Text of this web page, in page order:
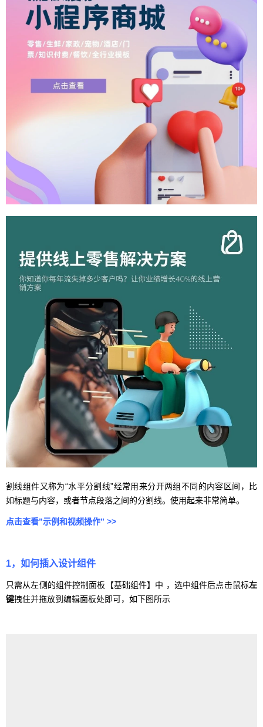
割线组件又称为“水平分割线”经常用来分开两组不同的内容区间，比
如标题与内容，或者节点段落之间的分割线。使用起来非常简单。
点击查看”示例和视频操作” >>
1，如何插入设计组件
只需从左侧的组件控制面板【基础组件】中 ，选中组件后点击鼠标左
键拽住并拖放到编辑面板处即可，如下图所示